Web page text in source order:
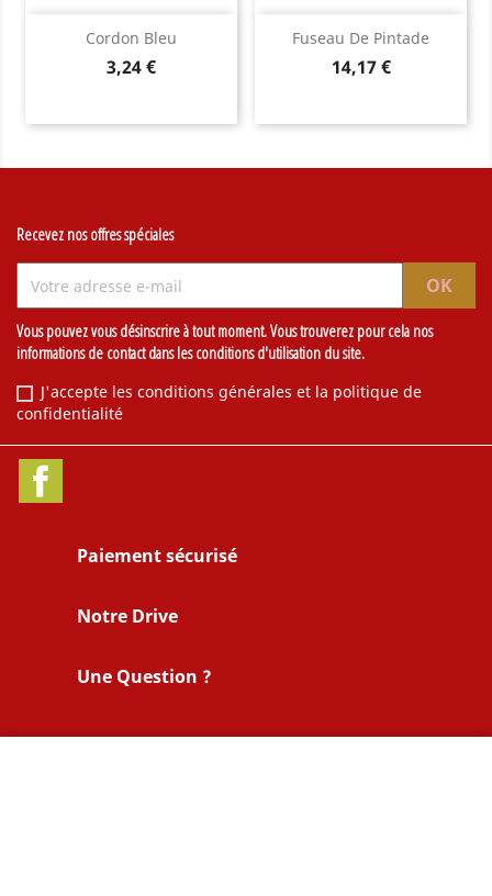
Cordon Bleu
Prix
3,24 €
Fuseau De Pintade
Prix
14,17 €
Recevez nos offres spéciales
Vous pouvez vous désinscrire à tout moment. Vous trouverez pour cela nos
informations de contact dans les conditions d'utilisation du site.
J'accepte les conditions générales et la politique de
confidentialité
Paiement sécurisé
Notre Drive
Une Question ?